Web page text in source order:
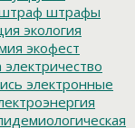
штрафы
экология
экофест
электричество
электронные